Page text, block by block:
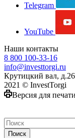
Telegram
YouTube
Наши контакты
8 800 100-33-16
info@investtorgi.ru
Крутицкий вал,
2021 © InvestTorgi
Версия для печати
Поиск